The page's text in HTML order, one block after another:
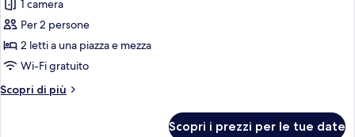
per
Camera
Superior
con
letti
1 camera
Per 2 persone
2 letti a una piazza e mezza
Wi-Fi gratuito
Scopri di più
Altri
Scopri i prezzi per le tue date